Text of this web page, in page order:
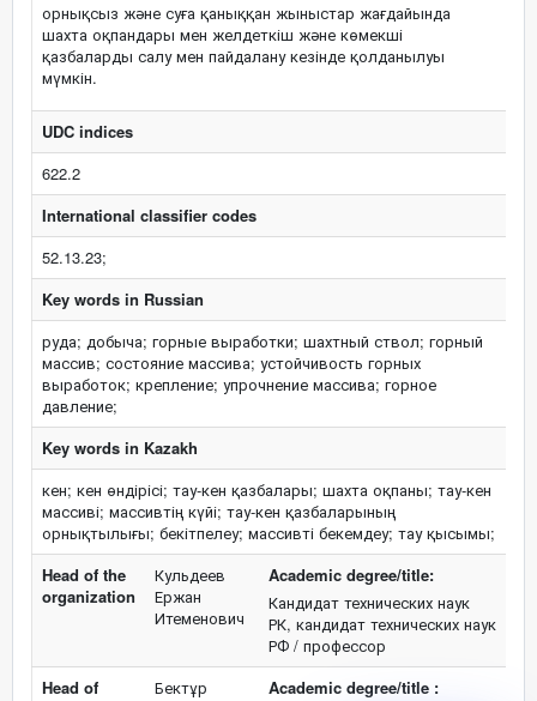
орнықсыз және суға қаныққан жыныстар жағдайында
шахта оқпандары мен желдеткіш және көмекші
қазбаларды салу мен пайдалану кезінде қолданылуы
мүмкін.
UDC indices
622.2
International classifier codes
52.13.23;
Key words in Russian
руда; добыча; горные выработки; шахтный ствол; горный
массив; состояние массива; устойчивость горных
выработок; крепление; упрочнение массива; горное
давление;
Key words in Kazakh
кен; кен өндірісі; тау-кен қазбалары; шахта оқпаны; тау-кен
массиві; массивтің күйі; тау-кен қазбаларының
орнықтылығы; бекітпелеу; массивті бекемдеу; тау қысымы;
Head of the
organization
Кульдеев
Ержан
Итеменович
Academic degree/title:
Кандидат технических наук
РК, кандидат технических наук
РФ / профессор
Head of
Бектұр
Academic degree/title :